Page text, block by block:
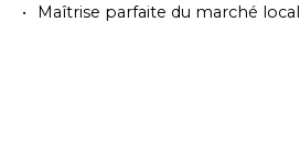
Maîtrise parfaite du marché local